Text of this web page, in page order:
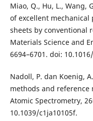
Miao, Q., Hu, L., Wang,
of excellent mechanical
sheets by conventional
Materials Science and
6694–6701. doi:
Nadoll, P. dan Koenig,
methods and reference
Atomic Spectrometry,
10.1039/c1ja10105f.